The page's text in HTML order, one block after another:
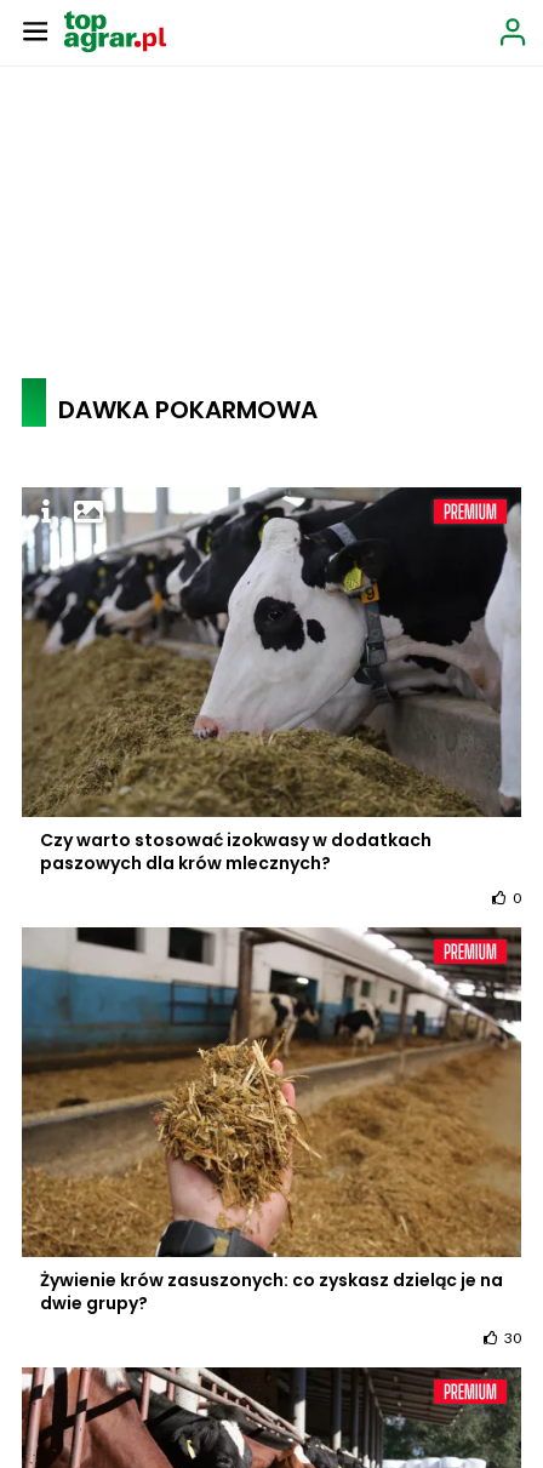
DAWKA POKARMOWA
Czy warto stosować izokwasy w dodatkach
paszowych dla krów mlecznych?
0
Żywienie krów zasuszonych: co zyskasz dzieląc je na
dwie grupy?
30